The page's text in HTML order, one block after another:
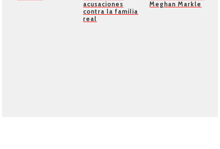
acusaciones
contra la familia
real
Meghan Markle